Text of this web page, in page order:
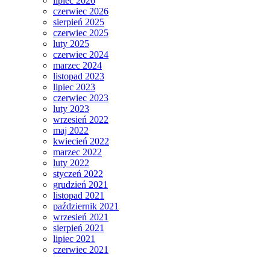
czerwiec 2026
sierpień 2025
czerwiec 2025
luty 2025
czerwiec 2024
marzec 2024
listopad 2023
lipiec 2023
czerwiec 2023
luty 2023
wrzesień 2022
maj 2022
kwiecień 2022
marzec 2022
luty 2022
styczeń 2022
grudzień 2021
listopad 2021
październik 2021
wrzesień 2021
sierpień 2021
lipiec 2021
czerwiec 2021